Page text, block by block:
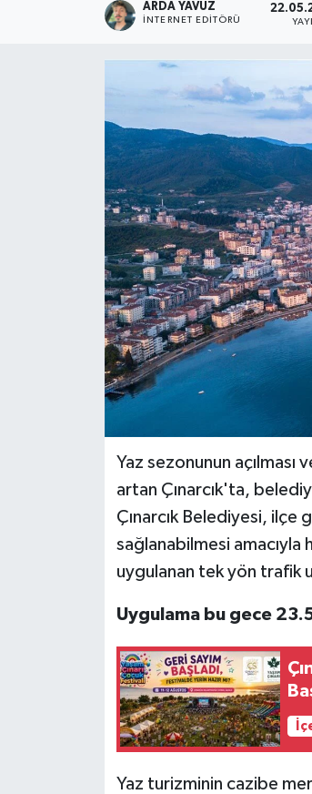
ARDA YAVUZ
İNTERNET EDITÖRÜ
Yaz sezonunun
artan Çınarcık'ta,
Çınarcık Belediyesi, ilçe
sağlanabilmesi amacıyla
uygulanan tek yön trafik
Uygulama bu gece
Yaz turizminin cazibe
İLÇELERİMİZ
RESMİ İLAN